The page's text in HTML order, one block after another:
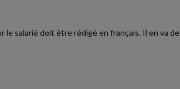
salarié doit être rédigé en français. Il en va